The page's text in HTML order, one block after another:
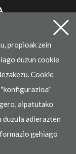
Cookie politika
propioak zein
duzun cookie
Cookie
aipatutako
adierazten
gehiago